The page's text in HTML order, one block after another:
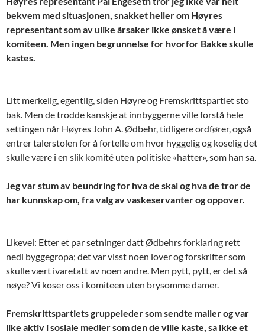
bekvem med situasjonen, snakket heller om Høyres
representant som av ulike årsaker ikke ønsket å være i
komiteen. Men ingen begrunnelse for hvorfor Bakke skulle
kastes.
Litt merkelig, egentlig, siden Høyre og Fremskrittspartiet sto
bak. Men de trodde kanskje at innbyggerne ville forstå hele
settingen når Høyres John A. Ødbehr, tidligere ordfører, også
entrer talerstolen for å fortelle om hvor hyggelig og koselig det
skulle være i en slik komité uten politiske «hatter», som han sa.
Jeg var stum av beundring for hva de skal og hva de tror de
har kunnskap om, fra valg av vaskeservanter og oppover.
Likevel: Etter et par setninger datt Ødbehrs forklaring rett
nedi byggegropa; det var visst noen lover og forskrifter som
skulle vært ivaretatt av noen andre. Men pytt, pytt, er det så
nøye? Vi koser oss i komiteen uten brysomme damer.
Fremskrittspartiets gruppeleder som sendte mailer og var
like aktiv i sosiale medier som den de ville kaste, sa ikke et